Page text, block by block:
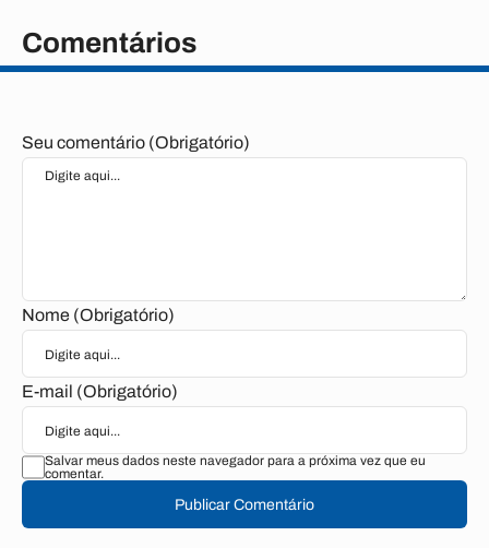
Comentários
Seu comentário (Obrigatório)
Nome (Obrigatório)
E-mail (Obrigatório)
Salvar meus dados neste navegador para a próxima vez que eu
comentar.
Publicar Comentário